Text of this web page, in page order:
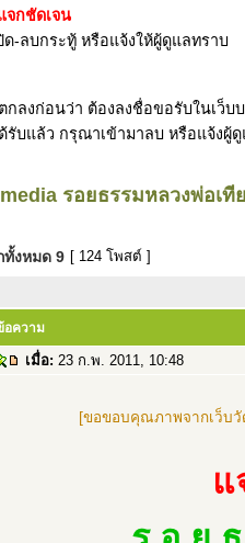
จกชัดเจน
-ลบกระทู้ หรือแจ้งให้ผู้ดูแลทราบ
ลงก่อนว่า ต้องลงชื่อขอรับในเว็บ
รับแล้ว กรุณาเข้ามาลบ หรือแจ้ง
รอยธรรมหลวงพ่อเที
ทั้งหมด 9 [ 124 โพสต์ ]
อความ
เมื่อ: 23 ก.พ. 2011, 10:48
[ขอขอบคุณภาพจากเว็บ
แ